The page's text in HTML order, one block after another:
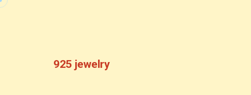
Skip
925 jewelry